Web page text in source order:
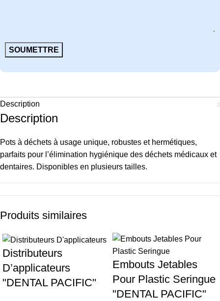
Description
Description
Pots à déchets à usage unique, robustes et hermétiques,
parfaits pour l’élimination hygiénique des déchets médicaux et
dentaires. Disponibles en plusieurs tailles.
Produits similaires
Distributeurs
D’applicateurs
"DENTAL PACIFIC"
Embouts Jetables
Pour Plastic Seringue
"DENTAL PACIFIC"